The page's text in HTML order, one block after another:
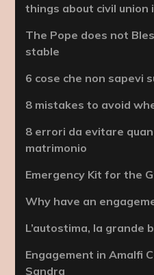
things about civil union
The Pope does not
stable
6 cose che non sapevi
8 mistakes to avoid
8 errori da evitare
matrimonio
Emergency Kit for the
Why have an
L’autostima, la grande
Engagement in Amalfi
Sandra